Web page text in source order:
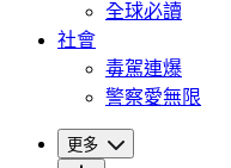
全球必讀
社會
毒駕連爆
警察愛無限
更多